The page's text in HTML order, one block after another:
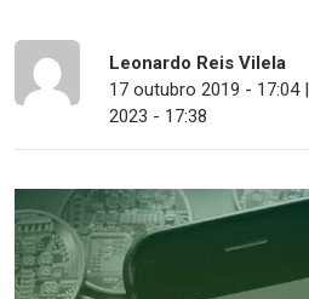
Leonardo Reis Vilela
17 outubro 2019 - 17:04 |
2023 - 17:38